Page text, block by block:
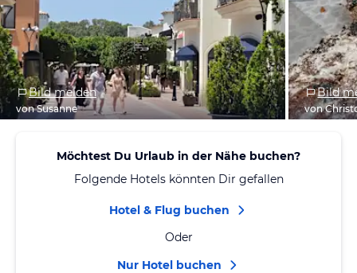
Bild melden
von Susanne
Bild
von
Möchtest Du Urlaub in der Nähe buchen?
Folgende Hotels könnten Dir gefallen
Hotel & Flug buchen
Oder
Nur Hotel buchen